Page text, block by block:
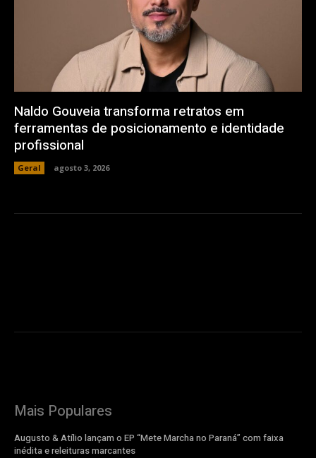
Naldo Gouveia transforma retratos em
ferramentas de posicionamento e identidade
profissional
Geral agosto 3, 2026
Mais Populares
Augusto & Atílio lançam o EP “Mete Marcha no Paraná” com faixa
inédita e releituras marcantes